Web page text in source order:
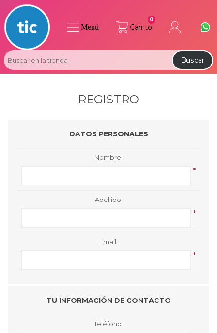
Carrito
0
Buscar
Menú
REGISTRO
DATOS PERSONALES
Nombre:
*
Apellido:
*
Email:
*
TU INFORMACIÓN DE CONTACTO
Teléfono: